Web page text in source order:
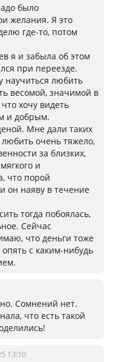
было
желания. Я это
где-то, потом
я и забыла об этом
при переезде.
научиться любить
весомой, значимой в
хочу видеть
и добрым.
Мне дали таких
очень тяжело,
за близких,
и
что порой
он наяву в течение
тогда побоялась,
Сейчас
что деньги тоже
с каким-нибудь
Сомнений нет.
что есть такой
13:10